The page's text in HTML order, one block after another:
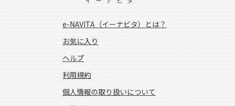
e-NAVITA（イーナビタ）とは？
お気に入り
ヘルプ
利用規約
個人情報の取り扱いについて